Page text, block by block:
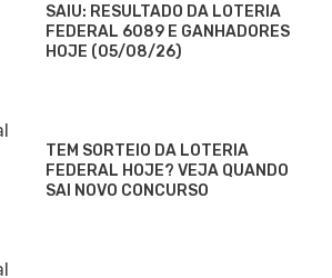
SAIU: RESULTADO DA LOTERIA
FEDERAL 6089 E GANHADORES
HOJE (05/08/26)
TEM SORTEIO DA LOTERIA
FEDERAL HOJE? VEJA QUANDO
SAI NOVO CONCURSO